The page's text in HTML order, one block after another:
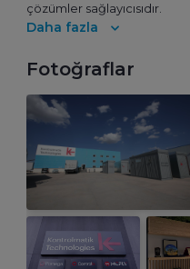
çözümler sağlayıcısıdır.
sunmaktadır. Günümüz
ürün ve sistem yelpazesini
hızla gelişen yapısı ile
adımlarla ilerlemektedir.
“Teknoloji kontrol eden,
çıktığımız bu yolculukta,
projede imzası bulunan
mühendisten oluşan 1.000'i
büyük 28. sistem
depolama
Daha fazla
Fotoğraflar